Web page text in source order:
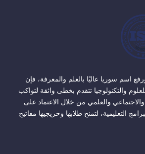
اسم سوريا عاليًا بالعلم والمعرفة، فإن
والتكنولوجيا تتقدم بخطى واثقة لتواكب
والعلمي من خلال الاعتماد على
التعليمية، لتمنح طلابها وخريجيها مفاتيح